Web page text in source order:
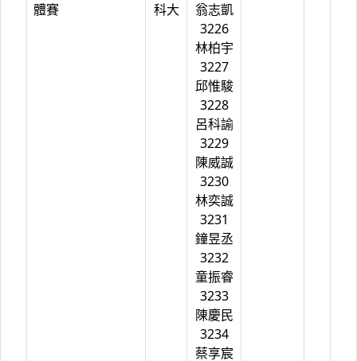
體賽
科大
翁志凱
3226
林柏宇
3227
邱惟駿
3228
呂科諭
3229
陳威誠
3230
林奕誠
3231
鐘昱丞
3232
童振睿
3233
陳慶民
3234
蔡享宸